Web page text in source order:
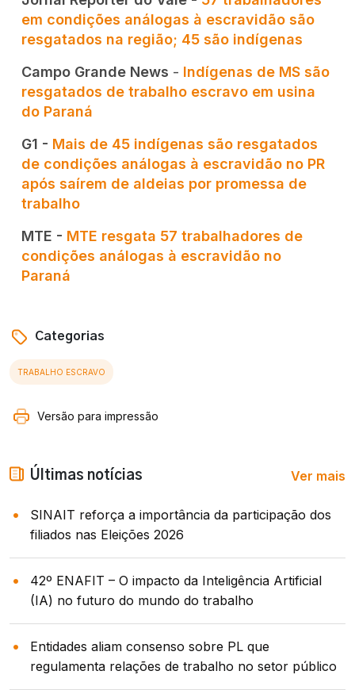
em condições análogas à escravidão são
resgatados na região; 45 são indígenas
Campo Grande News - Indígenas de MS são
resgatados de trabalho escravo em usina
do Paraná
G1 - Mais de 45 indígenas são resgatados
de condições análogas à escravidão no PR
após saírem de aldeias por promessa de
trabalho
MTE - MTE resgata 57 trabalhadores de
condições análogas à escravidão no
Paraná
Categorias
TRABALHO ESCRAVO
Versão para impressão
Últimas notícias Ver mais
SINAIT reforça a importância da participação dos
filiados nas Eleições 2026
42º ENAFIT – O impacto da Inteligência Artificial
(IA) no futuro do mundo do trabalho
Entidades aliam consenso sobre PL que
regulamenta relações de trabalho no setor público